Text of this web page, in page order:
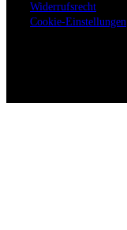
Widerrufsrecht
Cookie-Einstellungen